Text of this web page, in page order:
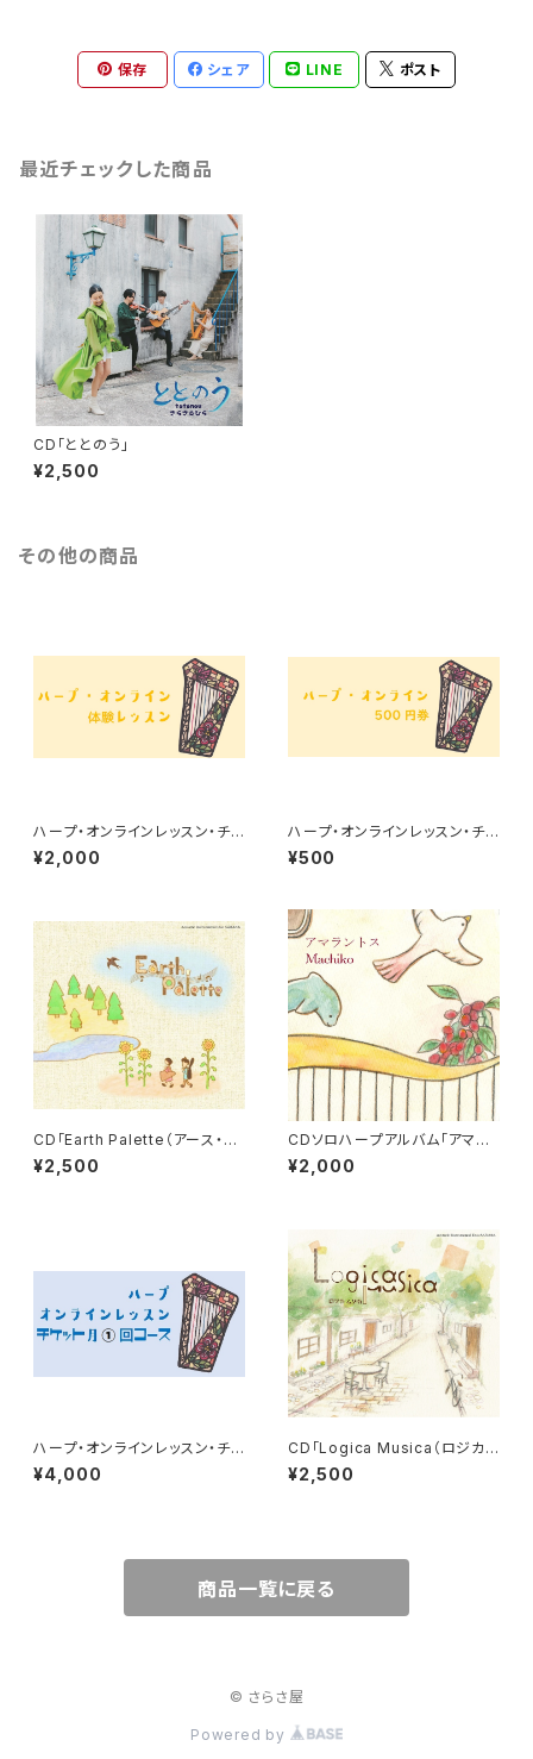
保存 シェア LINE ポスト
最近チェックした商品
CD「ととのう」
¥2,500
その他の商品
ハープ・オンラインレッスン・チケ
ット（体験）
¥2,000
ハープ・オンラインレッスン・チケ
ット（500円チケット）
¥500
CD「Earth Palette（アース・パ
レット）」
¥2,500
CDソロハープアルバム「アマラ
ントス」
¥2,000
ハープ・オンラインレッスン・チケ
ット月１回コース
¥4,000
CD「Logica Musica（ロジカ・
ムジカ）」
¥2,500
商品一覧に戻る
© さらさ屋
Powered by